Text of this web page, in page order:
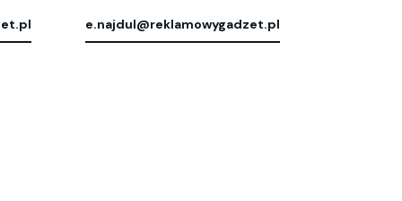
e.najdul@reklamowygadzet.pl